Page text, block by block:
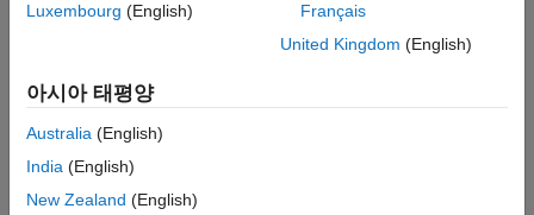
Luxembourg (English)
Français
United Kingdom (English)
아시아 태평양
Australia (English)
India (English)
New Zealand (English)